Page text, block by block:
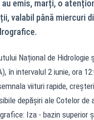
emis, marți, o
valabil până miercuri
Național de Hidrologie
în intervalul 2 iunie, ora
viituri rapide,
depășiri ale Cotelor de
Iza - bazin superior